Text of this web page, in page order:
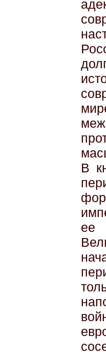
В
ее